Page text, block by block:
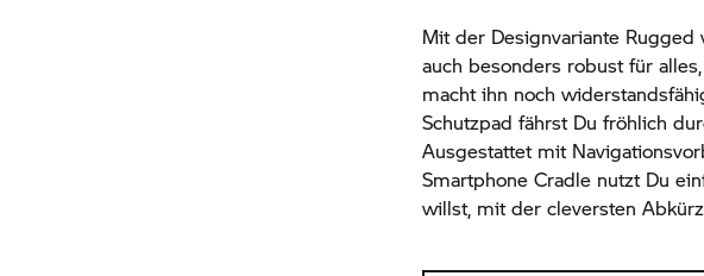
Mit der Designvariante
auch besonders robust für
macht ihn noch
Schutzpad fährst Du fröhlich
Ausgestattet mit
Smartphone Cradle nutzt Du
willst, mit der cleversten